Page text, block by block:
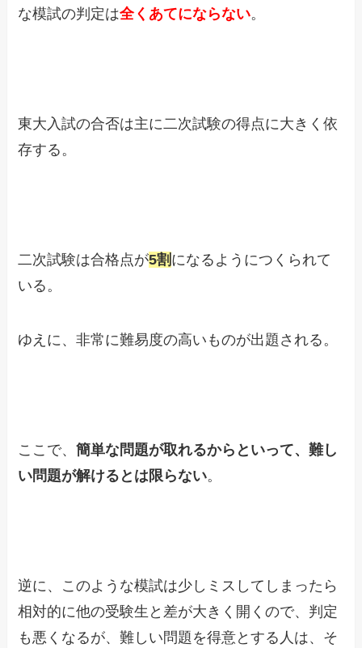
な模試の判定は全くあてにならない。
東大入試の合否は主に二次試験の得点に大きく依
存する。
二次試験は合格点が5割 になるようにつくられて
いる。
ゆえに、非常に難易度の高いものが出題される。
ここで、簡単な問題が取れるからといって、難し
い問題が解けるとは限らない。
逆に、このような模試は少しミスしてしまったら
相対的に他の受験生と差が大きく開くので、判定
も悪くなるが、難しい問題を得意とする人は、そ